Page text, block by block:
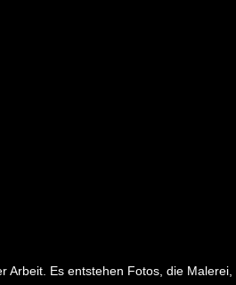
Es entstehen Fotos, die Malerei,